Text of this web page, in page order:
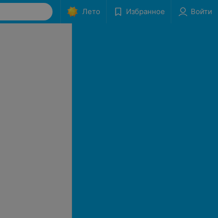
Лето Избранное Войти